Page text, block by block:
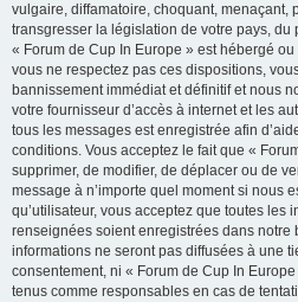
vulgaire, diffamatoire, choquant, menaçant,
transgresser la législation de votre pays, du
« Forum de Cup In Europe » est hébergé
vous ne respectez pas ces dispositions,
bannissement immédiat et définitif et nous
votre fournisseur d’accès à internet et les
tous les messages est enregistrée afin
conditions. Vous acceptez le fait que «
supprimer, de modifier, de déplacer ou de
message à n’importe quel moment si nous
qu’utilisateur, vous acceptez que toutes les
renseignées soient enregistrées dans notre
informations ne seront pas diffusées à une
consentement, ni « Forum de Cup In
tenus comme responsables en cas de